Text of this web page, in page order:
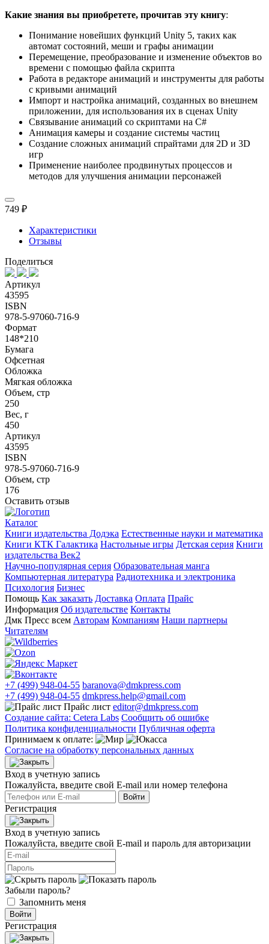
Какие знания вы приобретете, прочитав эту книгу:
Понимание новейших функций Unity 5, таких как
автомат состояний, меши и графы анимации
Перемещение, преобразование и изменение объектов во
времени с помощью файла скрипта
Работа в редакторе анимаций и инструменты для работы
с кривыми анимаций
Импорт и настройка анимаций, созданных во внешнем
приложении, для использования их в сценах Unity
Связывание анимаций со скриптами на C#
Анимация камеры и создание системы частиц
Создание сложных анимаций спрайтами для 2D и 3D
игр
Применение наиболее продвинутых процессов и
методов для улучшения анимации персонажей
749 ₽
Характеристики
Отзывы
Поделиться
Артикул
43595
ISBN
978-5-97060-716-9
Формат
148*210
Бумага
Офсетная
Обложка
Мягкая обложка
Объем, стр
250
Вес, г
450
Артикул
43595
ISBN
978-5-97060-716-9
Объем, стр
176
Оставить отзыв
Каталог
Книги издательства Додэка Естественные науки и математика
Книги КТК Галактика Настольные игры Детская серия Книги
издательства Век2
Научно-популярная серия Образовательная манга
Компьютерная литература Радиотехника и электроника
Психология Бизнес
Помощь Как заказать Доставка Оплата Прайс
Информация Об издательстве Контакты
Дмк Пресс всем Авторам Компаниям Наши партнеры
Читателям
+7 (499) 948-04-55 baranova@dmkpress.com
+7 (499) 948-04-55 dmkpress.help@gmail.com
Прайс лист editor@dmkpress.com
Создание сайта: Cetera Labs Сообщить об ошибке
Политика конфиденциальности Публичная оферта
Принимаем к оплате:
Согласие на обработку персональных данных
Вход в учетную запись
Пожалуйста, введите свой E‑mail или номер телефона
Войти
Регистрация
Вход в учетную запись
Пожалуйста, введите свой E‑mail и пароль для авторизации
Забыли пароль?
Запомнить меня
Войти
Регистрация